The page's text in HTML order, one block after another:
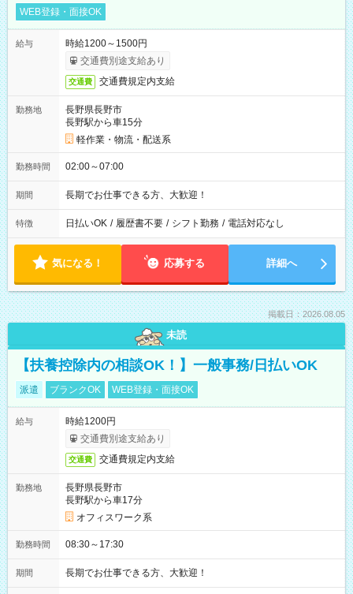
WEB登録・面接OK
給与
時給1200～1500円
交通費別途支給あり
交通費 交通費規定内支給
勤務地
長野県長野市
長野駅から車15分
軽作業・物流・配送系
勤務時間 02:00～07:00
期間 長期でお仕事できる方、大歓迎！
特徴 日払いOK / 履歴書不要 / シフト勤務 / 電話対応なし
気になる！ 応募する 詳細へ
掲載日：2026.08.05
未読
【扶養控除内の相談OK！】一般事務/日払いOK
派遣 ブランクOK WEB登録・面接OK
給与
時給1200円
交通費別途支給あり
交通費 交通費規定内支給
勤務地
長野県長野市
長野駅から車17分
オフィスワーク系
勤務時間 08:30～17:30
期間 長期でお仕事できる方、大歓迎！